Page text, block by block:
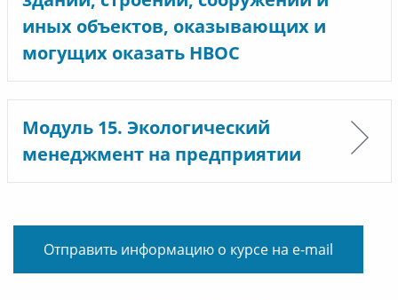
иных объектов, оказывающих и
могущих оказать НВОС
Модуль 15. Экологический
менеджмент на предприятии
Отправить информацию о курсе на e-mail